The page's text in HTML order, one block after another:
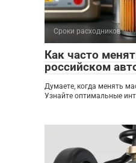
Сроки расходников
Как часто
российском
Думаете, когда менять
Узнайте оптимальные